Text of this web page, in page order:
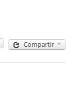
Compartir